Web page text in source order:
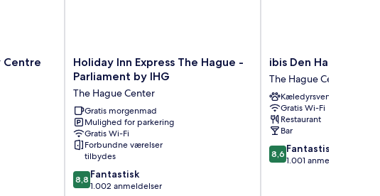
Centre
Holiday
Inn
The
Hague
-
Parliament
by
IHG
The
Hague
Holiday Inn Express The Hague -
Parliament by IHG
The Hague Center
Gratis morgenmad
Mulighed for parkering
Gratis Wi-Fi
Forbundne værelser
tilbydes
8.8
ud
8,8 Fantastisk
1.002 anmeldelser
ibis
Den
Haag
City
Centre
The
Hague
Center
ibis Den Haag City
The Hague Center
Kæledyrsvenligt
Gratis Wi-Fi
Restaurant
Bar
8.6
ud
8,6 Fantastisk
1.001 anmeldelser